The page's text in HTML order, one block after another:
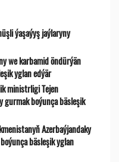
ýaşaýyş jaýlaryny
we karbamid öndürýän
yglan edýär
ministrligi Tejen
gurmak boýunça bäsleşik
Azerbaýjandaky
bäsleşik yglan